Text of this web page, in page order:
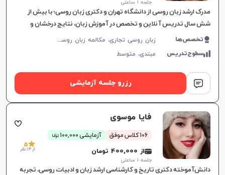
جلسه ۱ ساعتی
مدرک ارشد زبان روسی از دانشگاه تهران و دکتری زبان روسی؛ با بیش از
شش سال تدریس آنلاین و تخصص در آموزش زبان، نتایج درخشان و
رضایت بالای یادگیرندگان.
تخصص‌ها ز
بان روسی تجاری، مکالمه زبان روسی، زبان روسی عمومی، زبان روسی کودکان، پادفک
سطوح‌تدریس مبتدی، متوسط
رزرو جلسه آزمایشی
فایا موسوی
106 کلاس موفق آزمایشی 100,000 توما
ن
از 400,000 تومان
جلسه ۱ ساعتی
5
از 14 نظر
دانش‌آموخته دکتری تاریخ و کارشناسی ارشد زبان و ادبیات روسی، تجربه